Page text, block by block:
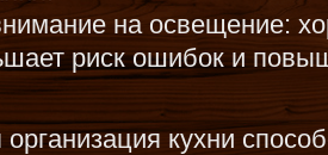
на освещение:
риск ошибок и
кухни